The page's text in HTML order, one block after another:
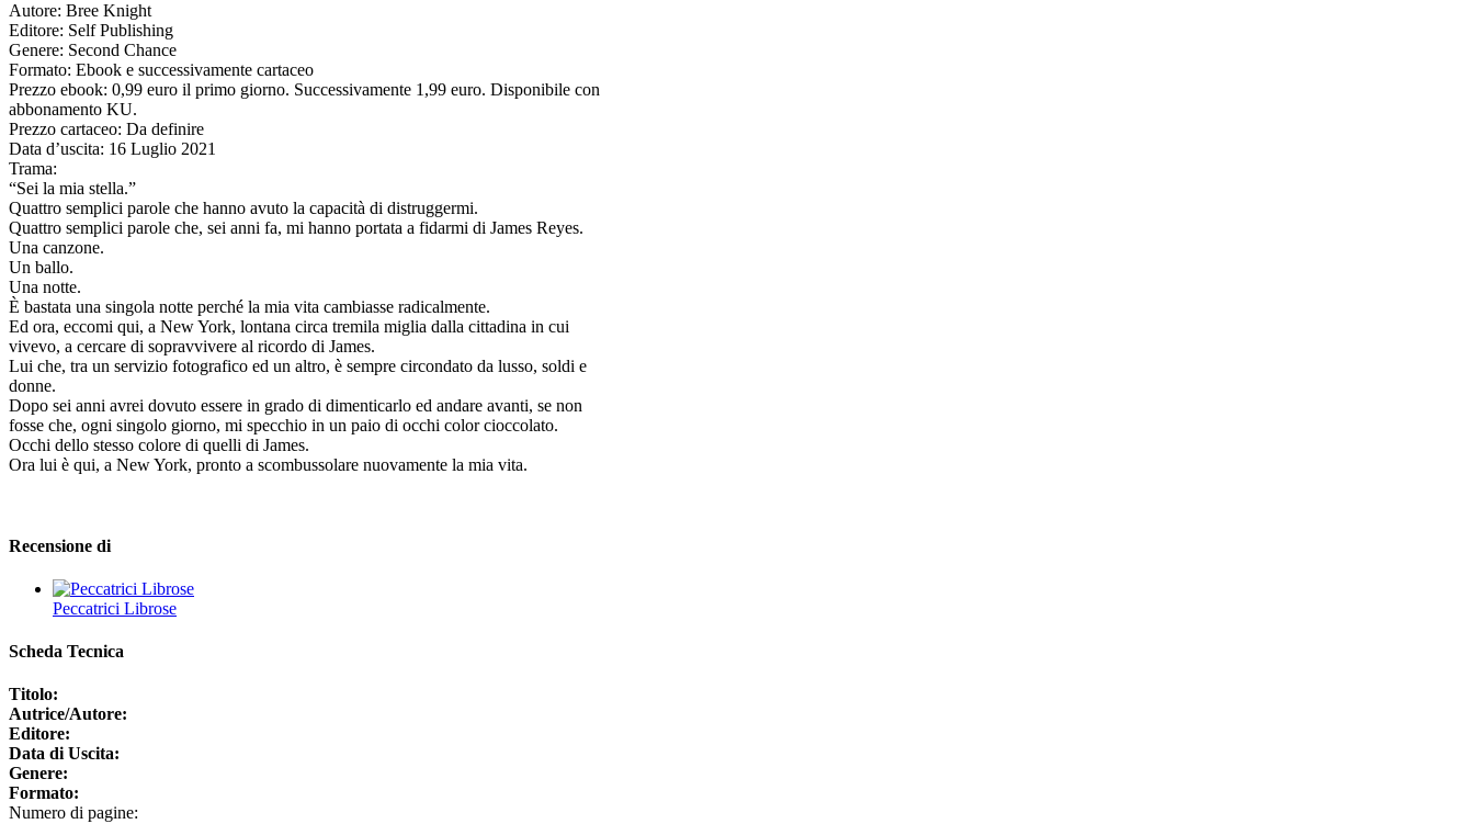
Autore: Bree Knight
Editore: Self Publishing
Genere: Second Chance
Formato: Ebook e successivamente cartaceo
Prezzo ebook: 0,99 euro il primo giorno. Successivamente 1,99 euro. Disponibile con
abbonamento KU.
Prezzo cartaceo: Da definire
Data d’uscita: 16 Luglio 2021
Trama:
“Sei la mia stella.”
Quattro semplici parole che hanno avuto la capacità di distruggermi.
Quattro semplici parole che, sei anni fa, mi hanno portata a fidarmi di James Reyes.
Una canzone.
Un ballo.
Una notte.
È bastata una singola notte perché la mia vita cambiasse radicalmente.
Ed ora, eccomi qui, a New York, lontana circa tremila miglia dalla cittadina in cui
vivevo, a cercare di sopravvivere al ricordo di James.
Lui che, tra un servizio fotografico ed un altro, è sempre circondato da lusso, soldi e
donne.
Dopo sei anni avrei dovuto essere in grado di dimenticarlo ed andare avanti, se non
fosse che, ogni singolo giorno, mi specchio in un paio di occhi color cioccolato.
Occhi dello stesso colore di quelli di James.
Ora lui è qui, a New York, pronto a scombussolare nuovamente la mia vita.
Recensione di
Peccatrici Librose
Scheda Tecnica
Titolo:
Autrice/Autore:
Editore:
Data di Uscita:
Genere:
Formato:
Numero di pagine: